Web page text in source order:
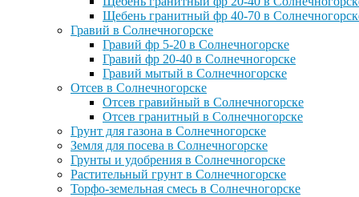
Щебень гранитный фр 40-70 в
Гравий в Солнечногорске
Гравий фр 5-20 в Солнечногорске
Гравий фр 20-40 в Солнечногорске
Гравий мытый в Солнечногорске
Отсев в Солнечногорске
Отсев гравийный в Солнечногорске
Отсев гранитный в Солнечногорске
Грунт для газона в Солнечногорске
Земля для посева в Солнечногорске
Грунты и удобрения в Солнечногорске
Растительный грунт в Солнечногорске
Торфо-земельная смесь в Солнечногорске